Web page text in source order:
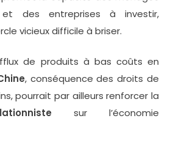
des entreprises à investir,
vicieux difficile à briser.
de produits à bas coûts en
, conséquence des droits de
pourrait par ailleurs renforcer la
sur l’économie